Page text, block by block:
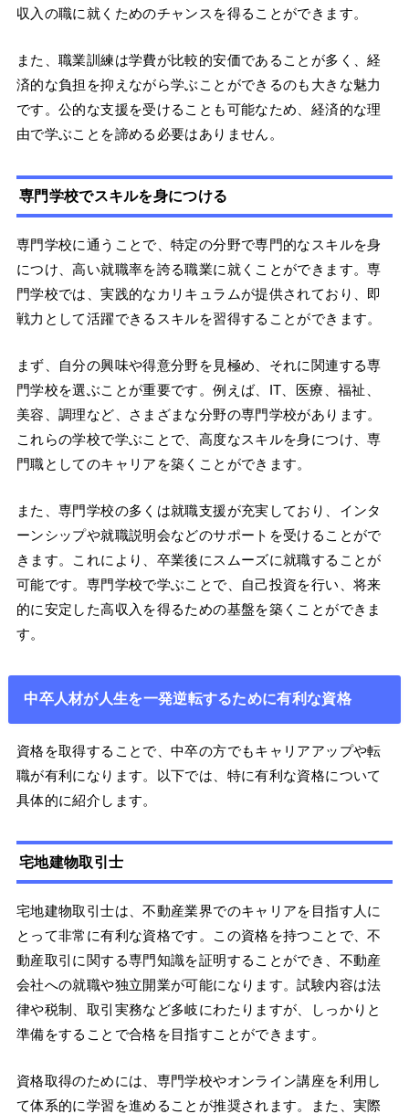
収入の職に就くためのチャンスを得ることができます。
また、職業訓練は学費が比較的安価であることが多く、経
済的な負担を抑えながら学ぶことができるのも大きな魅力
です。公的な支援を受けることも可能なため、経済的な理
由で学ぶことを諦める必要はありません。
専門学校でスキルを身につける
専門学校に通うことで、特定の分野で専門的なスキルを身
につけ、高い就職率を誇る職業に就くことができます。専
門学校では、実践的なカリキュラムが提供されており、即
戦力として活躍できるスキルを習得することができます。
まず、自分の興味や得意分野を見極め、それに関連する専
門学校を選ぶことが重要です。例えば、IT、医療、福祉、
美容、調理など、さまざまな分野の専門学校があります。
これらの学校で学ぶことで、高度なスキルを身につけ、専
門職としてのキャリアを築くことができます。
また、専門学校の多くは就職支援が充実しており、インタ
ーンシップや就職説明会などのサポートを受けることがで
きます。これにより、卒業後にスムーズに就職することが
可能です。専門学校で学ぶことで、自己投資を行い、将来
的に安定した高収入を得るための基盤を築くことができま
す。
中卒人材が人生を一発逆転するために有利な資格
資格を取得することで、中卒の方でもキャリアアップや転
職が有利になります。以下では、特に有利な資格について
具体的に紹介します。
宅地建物取引士
宅地建物取引士は、不動産業界でのキャリアを目指す人に
とって非常に有利な資格です。この資格を持つことで、不
動産取引に関する専門知識を証明することができ、不動産
会社への就職や独立開業が可能になります。試験内容は法
律や税制、取引実務など多岐にわたりますが、しっかりと
準備をすることで合格を目指すことができます。
資格取得のためには、専門学校やオンライン講座を利用し
て体系的に学習を進めることが推奨されます。また、実際